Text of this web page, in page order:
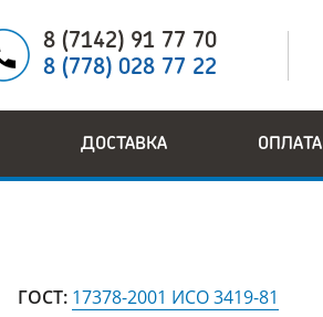
8 (7142) 91 77 70
8 (778) 028 77 22
ДОСТАВКА ОПЛАТА
ГОСТ: 17378-2001 ИСО 3419-81